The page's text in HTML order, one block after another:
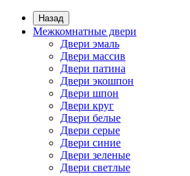
Назад
Межкомнатные двери
Двери эмаль
Двери массив
Двери патина
Двери экошпон
Двери шпон
Двери круг
Двери белые
Двери серые
Двери синие
Двери зеленые
Двери светлые